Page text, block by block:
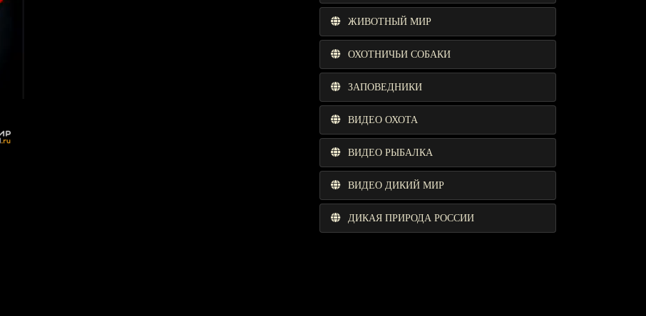
ЖИВОТНЫЙ МИР
ОХОТНИЧЬИ СОБАКИ
ЗАПОВЕДНИКИ
ВИДЕО ОХОТА
ВИДЕО РЫБАЛКА
ВИДЕО ДИКИЙ МИР
ДИКАЯ ПРИРОДА РОССИИ